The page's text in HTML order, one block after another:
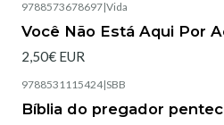
9788573678697|Vida
Você Não Está Aqui Por
2,50€ EUR
9788531115424|SBB
Bíblia do pregador